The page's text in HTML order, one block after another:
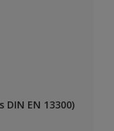
EN 13300)